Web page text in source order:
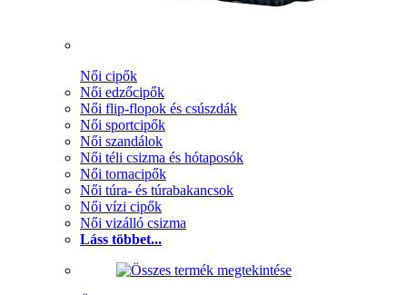
Női cipők
Női edzőcipők
Női flip-flopok és csúszdák
Női sportcipők
Női szandálok
Női téli csizma és hótaposók
Női tornacipők
Női túra- és túrabakancsok
Női vízi cipők
Női vizálló csizma
Láss többet...